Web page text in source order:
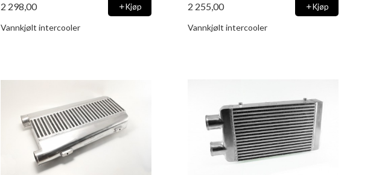
2 298,00 Kjøp
Vannkjølt intercooler
2 255,00 Kjøp
Vannkjølt intercooler